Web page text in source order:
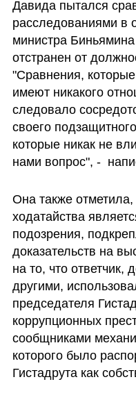
Давида пытался
расследованиями в
министра
отстранен от
"Сравнения,
имеют никакого
следовало
своего
которые никак не
нами вопрос", -
Она также
ходатайства
подозрения,
доказательств на
на то, что ответчик,
другими,
председателя
коррупционных
сообщниками
которого было
Гистадрута как